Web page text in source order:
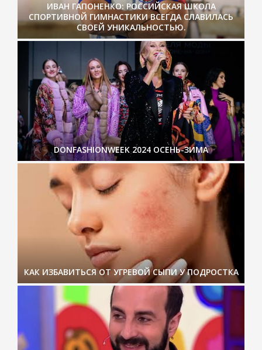
ИВАН ГАПОНЕНКО: РОССИЙСКАЯ ШКОЛА
СПОРТИВНОЙ ГИМНАСТИКИ ВСЕГДА СЛАВИЛАСЬ
СВОЕЙ УНИКАЛЬНОСТЬЮ.
DONFASHIONWEEK 2024 ОСЕНЬ-ЗИМА
КАК ИЗБАВИТЬСЯ ОТ УГРЕВОЙ СЫПИ У ПОДРОСТКА